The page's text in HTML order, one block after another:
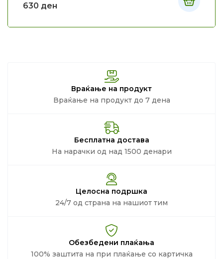
630 ден
Враќање на продукт
Враќање на продукт до 7 дена
Бесплатна достава
На нарачки од над 1500 денари
Целосна подршка
24/7 од страна на нашиот тим
Обезбедени плаќања
100% заштита на при плаќање со картичка